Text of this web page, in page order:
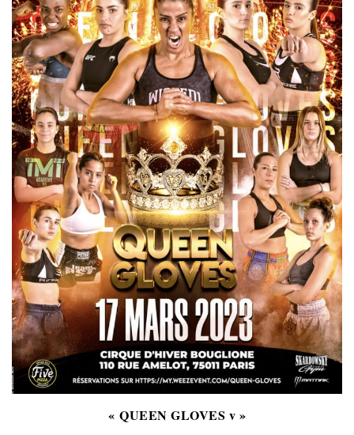
« QUEEN GLOVES v »